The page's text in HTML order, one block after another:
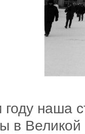
году наша
в Великой